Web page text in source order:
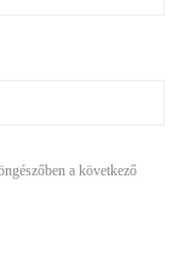
a következő